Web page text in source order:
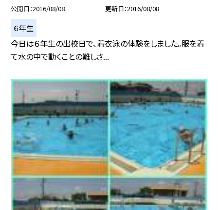
公開日 2016/08/08 更新日 2016/08/08
６年生
今日は６年生の出校日で、着衣泳の体験をしました。服を着
て水の中で動くことの難しさ...